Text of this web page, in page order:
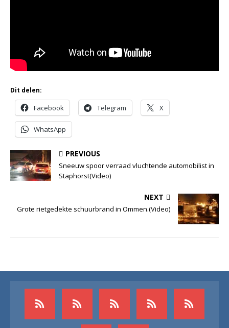
Dit delen:
Facebook Telegram X
WhatsApp
PREVIOUS
Sneeuw spoor verraad vluchtende automobilist in
Staphorst(Video)
NEXT
Grote rietgedekte schuurbrand in Ommen.(Video)